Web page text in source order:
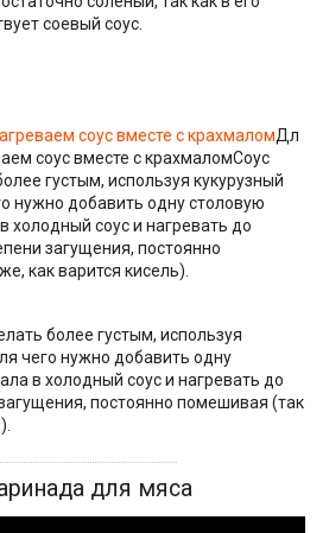
соевый соус.
Дл
соус вместе с крахмаломСоус
густым, используя кукурузный
нужно добавить одну столовую
холодный соус и нагревать до
загущения, постоянно
как варится кисель).
более густым, используя
чего нужно добавить одну
в холодный соус и нагревать до
постоянно помешивая (так
для мяса